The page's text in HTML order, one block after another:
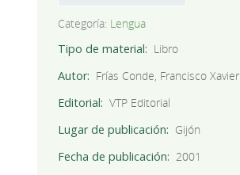
Categoría: Lengua
Tipo de material
Libro
Autor
Frías Conde, Francisco Xavier
Editorial
VTP Editorial
Lugar de publicación
Gijón
Fecha de publicación
2001